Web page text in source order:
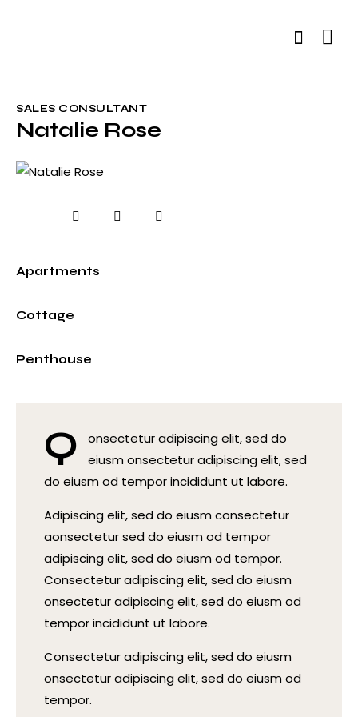
SALES CONSULTANT
Natalie Rose
Apartments
Cottage
Penthouse
Q
onsectetur adipiscing elit, sed do
eiusm onsectetur adipiscing elit, sed
do eiusm od tempor incididunt ut labore.
Adipiscing elit, sed do eiusm consectetur
aonsectetur sed do eiusm od tempor
adipiscing elit, sed do eiusm od tempor.
Consectetur adipiscing elit, sed do eiusm
onsectetur adipiscing elit, sed do eiusm od
tempor incididunt ut labore.
Consectetur adipiscing elit, sed do eiusm
onsectetur adipiscing elit, sed do eiusm od
tempor.